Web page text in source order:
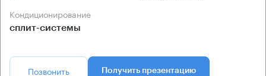
Кондиционирование
сплит-системы
Позвонить Получить презентацию